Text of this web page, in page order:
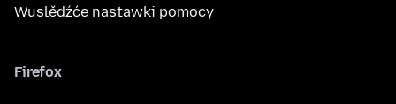
Wuslědźće nastawki pomocy
Firefox